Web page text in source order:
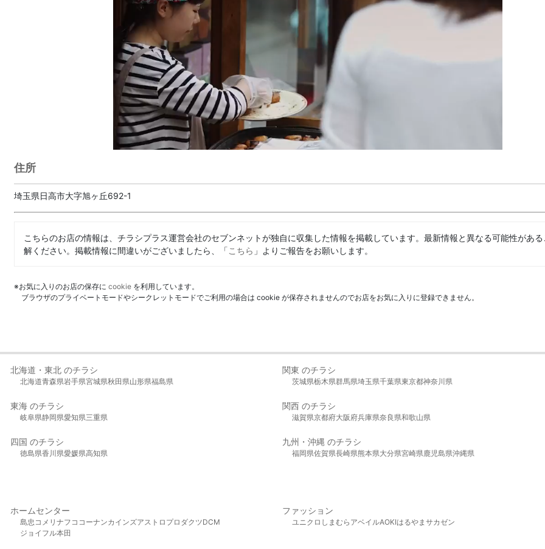
住所
埼玉県日高市大字旭ヶ丘692-1
こちらのお店の情報は、チラシプラス運営会社のセブンネットが独自に収集した情報を掲載しています。最新情報と異なる可能性があ
解ください。掲載情報に間違いがございましたら、「こちら 」よりご報告をお願いします。
※お気に入りのお店の保存に cookie を利用しています。
ブラウザのプライベートモードやシークレットモードでご利用の場合は cookie が保存されませんのでお店をお気に入りに登録できません。
北海道・東北 のチラシ
北海道青森県岩手県宮城県秋田県山形県福島県
関東 のチラシ
茨城県栃木県群馬県埼玉県千葉県東京都神奈川県
東海 のチラシ
岐阜県静岡県愛知県三重県
関西 のチラシ
滋賀県京都府大阪府兵庫県奈良県和歌山県
四国 のチラシ
徳島県香川県愛媛県高知県
九州・沖縄 のチラシ
福岡県佐賀県長崎県熊本県大分県宮崎県鹿児島県沖縄県
ホームセンター
島忠 コメリ ナフコ コーナンカインズアストロプロダクツDCM
ジョイフル本田
ファッション
ユニクロ しまむら アベイルAOKIはるやま サカゼン